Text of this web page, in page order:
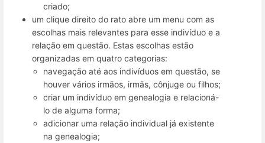
criado;
um clique direito do rato abre um menu com as
escolhas mais relevantes para esse indivíduo e a
relação em questão. Estas escolhas estão
organizadas em quatro categorias:
navegação até aos indivíduos em questão, se
houver vários irmãos, irmãs, cônjuge ou filhos;
criar um indivíduo em genealogia e relacioná-
lo de alguma forma;
adicionar uma relação individual já existente
na genealogia;